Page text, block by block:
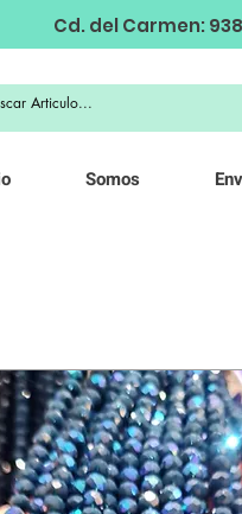
Cd. del Carmen:
Somos